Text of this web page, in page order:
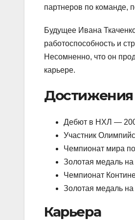
партнеров по команде,
Будущее Ивана
работоспособность и
Несомненно, что он
карьере.
Достижения
Дебют в НХЛ —
Участник
Чемпионат мира
Золотая медаль
Чемпионат
Золотая медаль
Карьера